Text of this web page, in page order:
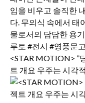
<STAR MOTION> ”
트 개요 우주는 시각적